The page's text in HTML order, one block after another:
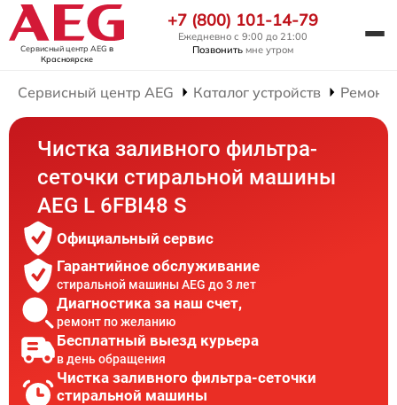
Сервисный центр AEG в
Красноярске
+7 (800) 101-14-79
Ежедневно с 9:00 до 21:00
Позвонить мне утром
Сервисный центр AEG Каталог устройств Ремонт
Чистка заливного фильтра-
сеточки стиральной машины
AEG L 6FBI48 S
Официальный сервис
Гарантийное обслуживание
стиральной машины AEG до 3 лет
Диагностика за наш счет,
ремонт по желанию
Бесплатный выезд курьера
в день обращения
Чистка заливного фильтра-сеточки
стиральной машины